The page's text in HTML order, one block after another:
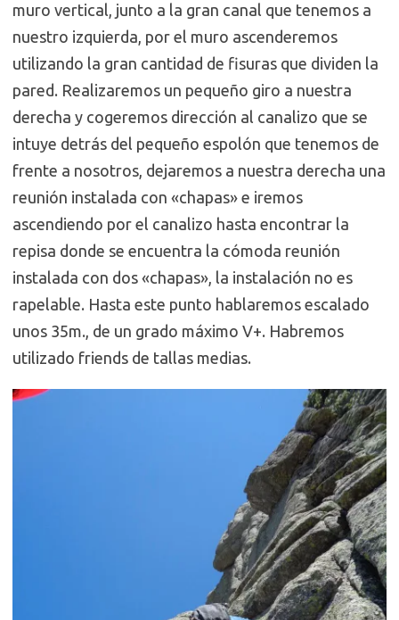
muro vertical, junto a la gran canal que tenemos a
nuestro izquierda, por el muro ascenderemos
utilizando la gran cantidad de fisuras que dividen la
pared. Realizaremos un pequeño giro a nuestra
derecha y cogeremos dirección al canalizo que se
intuye detrás del pequeño espolón que tenemos de
frente a nosotros, dejaremos a nuestra derecha una
reunión instalada con «chapas» e iremos
ascendiendo por el canalizo hasta encontrar la
repisa donde se encuentra la cómoda reunión
instalada con dos «chapas», la instalación no es
rapelable. Hasta este punto hablaremos escalado
unos 35m., de un grado máximo V+. Habremos
utilizado friends de tallas medias.